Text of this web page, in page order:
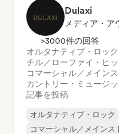
Dulaxi
メディア・ア
>3000件の回答
オルタナティブ・ロック
チル／ローファイ・ヒ
コマーシャル／メイン
カントリー・ミュージッ
記事を投稿
オルタナティブ・ロック
コマーシャル／メインス